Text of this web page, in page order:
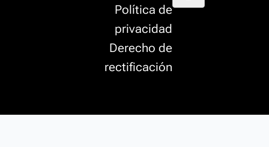
Política de
privacidad
Derecho de
rectificación